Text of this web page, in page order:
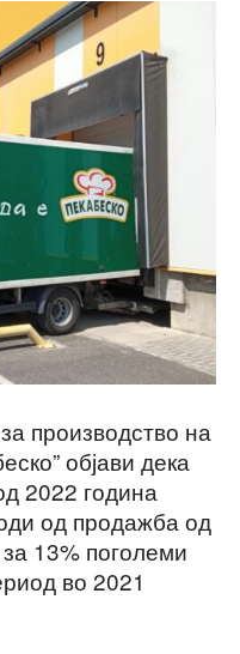
производство на
објави дека
2022 година
од продажба од
13% поголеми
во 2021